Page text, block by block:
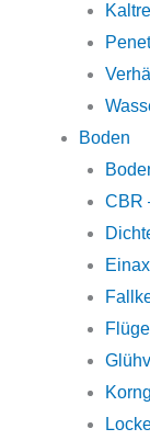
Boden
CBR